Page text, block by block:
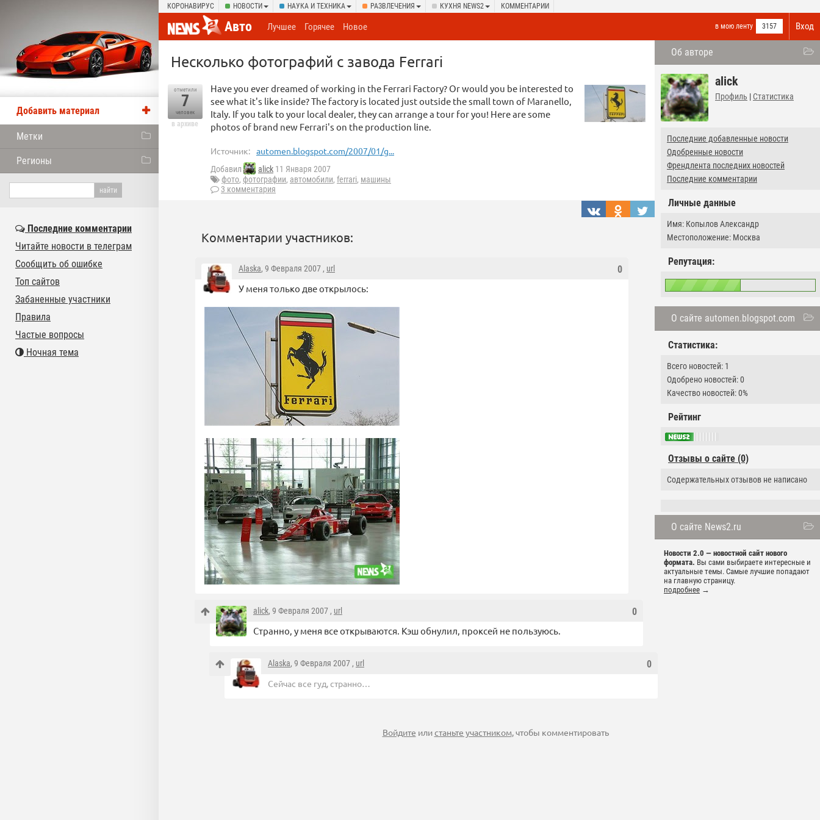
КОРОНАВИРУС НОВОСТИ НАУКА И ТЕХНИКА РАЗВЛЕЧЕНИЯ КУХНЯ NEWS2 КОММЕНТАРИИ
Вход
Авто в мою ленту 3157
Лучшее Горячее Новое
Об авторе
alick
Профиль | Статистика
Последние добавленные новости
Одобренные новости
Френдлента последних новостей
Последние комментарии
Личные данные
Имя: Копылов Александр
Местоположение: Москва
Репутация:
О сайте automen.blogspot.com
Статистика:
Всего новостей: 1
Одобрено новостей: 0
Качество новостей: 0%
Рейтинг
Отзывы о сайте (0)
Содержательных отзывов не написано
О сайте News2.ru
Новости 2.0 — новостной сайт нового
формата. Вы сами выбираете интересные и
актуальные темы. Самые лучшие попадают
на главную страницу.
подробнее →
Несколько фотографий с завода Ferrari
отметили
7
человек
в архиве
Have you ever dreamed of working in the Ferrari Factory? Or would you be interested to
see what it's like inside? The factory is located just outside the small town of Maranello,
Italy. If you talk to your local dealer, they can arrange a tour for you! Here are some
photos of brand new Ferrari's on the production line.
Источник: automen.blogspot.com/2007/01/g...
Добавил alick 11 Января 2007
фото, фотографии, автомобили, ferrari, машины
3 комментария
Комментарии участников:
0
Alaska, 9 Февраля 2007 , url
У меня только две открылось:
0
alick, 9 Февраля 2007 , url
Странно, у меня все открываются. Кэш обнулил, проксей не пользуюсь.
0
Alaska, 9 Февраля 2007 , url
Сейчас все гуд, странно…
Войдите илистаньте участником, чтобы комментировать
Добавить материал
Метки
Регионы
Последние комментарии
Читайте новости в телеграм
Сообщить об ошибке
Топ сайтов
Забаненные участники
Правила
Частые вопросы
Ночная тема